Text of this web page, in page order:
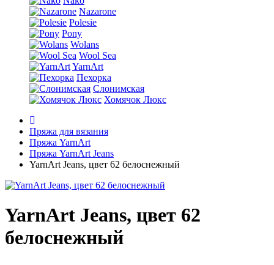
Nazarone
Polesie
Pony
Wolans
Wool Sea
YarnArt
Пехорка
Слонимская
Хомячок Люкс
Пряжа для вязания
Пряжа YarnArt
Пряжа YarnArt Jeans
YarnArt Jeans, цвет 62 белоснежный
YarnArt Jeans, цвет 62
белоснежный